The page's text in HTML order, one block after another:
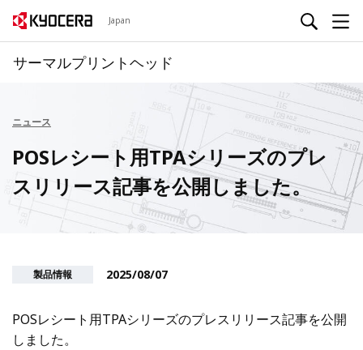
Japan
サーマルプリントヘッド
ニュース
POSレシート用TPAシリーズのプレ
スリリース記事を公開しました。
製品情報 2025/08/07
POSレシート用TPAシリーズのプレスリリース記事を公開
しました。